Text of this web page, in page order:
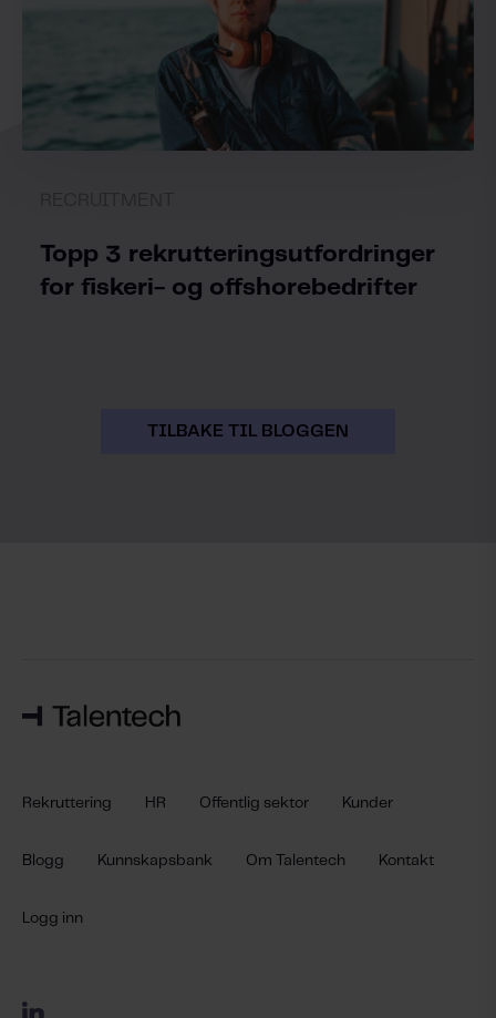
Topp 3 rekrutteringsutfordringer
for fiskeri- og offshorebedrifter
TILBAKE TIL BLOGGEN
Rekruttering HR Offentlig sektor Kunder
Blogg Kunnskapsbank Om Talentech Kontakt
Logg inn